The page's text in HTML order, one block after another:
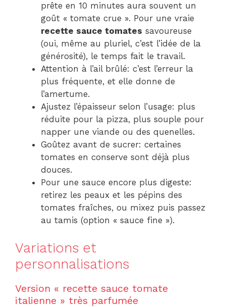
prête en 10 minutes aura souvent un
goût « tomate crue ». Pour une vraie
recette sauce tomates savoureuse
(oui, même au pluriel, c’est l’idée de la
générosité), le temps fait le travail.
Attention à l’ail brûlé: c’est l’erreur la
plus fréquente, et elle donne de
l’amertume.
Ajustez l’épaisseur selon l’usage: plus
réduite pour la pizza, plus souple pour
napper une viande ou des quenelles.
Goûtez avant de sucrer: certaines
tomates en conserve sont déjà plus
douces.
Pour une sauce encore plus digeste:
retirez les peaux et les pépins des
tomates fraîches, ou mixez puis passez
au tamis (option « sauce fine »).
Variations et
personnalisations
Version « recette sauce tomate
italienne » très parfumée